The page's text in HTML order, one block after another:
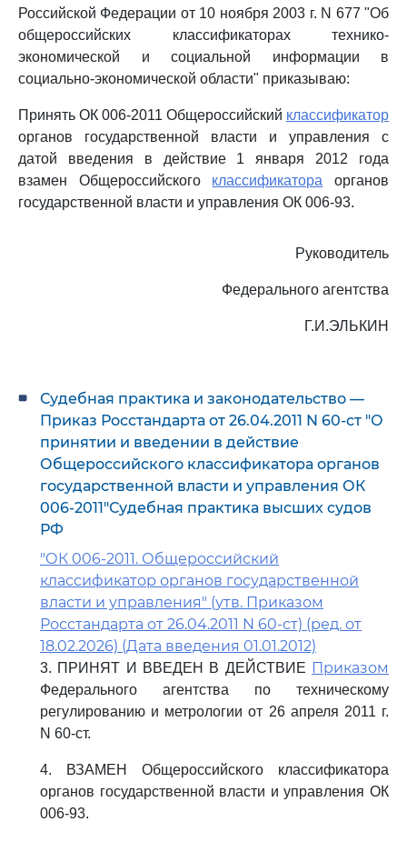
Российской Федерации от 10 ноября 2003 г. N 677 "Об
общероссийских классификаторах технико-
экономической и социальной информации в
социально-экономической области" приказываю:
Принять ОК 006-2011 Общероссийский классификатор
органов государственной власти и управления с
датой введения в действие 1 января 2012 года
взамен Общероссийского классификатора органов
государственной власти и управления ОК 006-93.
Руководитель
Федерального агентства
Г.И.ЭЛЬКИН
Судебная практика и законодательство —
Приказ Росстандарта от 26.04.2011 N 60-ст "О
принятии и введении в действие
Общероссийского классификатора органов
государственной власти и управления ОК
006-2011"Судебная практика высших судов
РФ
"ОК 006-2011. Общероссийский
классификатор органов государственной
власти и управления" (утв. Приказом
Росстандарта от 26.04.2011 N 60-ст) (ред. от
18.02.2026) (Дата введения 01.01.2012)
3. ПРИНЯТ И ВВЕДЕН В ДЕЙСТВИЕ Приказом
Федерального агентства по техническому
регулированию и метрологии от 26 апреля 2011 г.
N 60-ст.
4. ВЗАМЕН Общероссийского классификатора
органов государственной власти и управления ОК
006-93.